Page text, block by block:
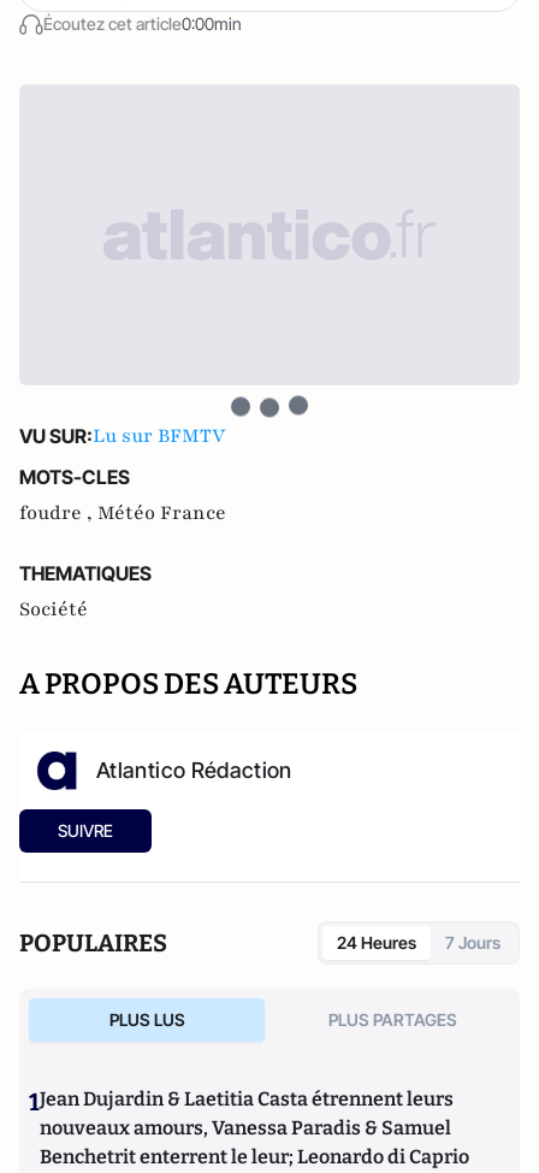
Écoutez cet article0:00min
VU SUR:Lu sur BFMTV
MOTS-CLES
foudre , Météo France
THEMATIQUES
Société
A PROPOS DES AUTEURS
Atlantico Rédaction
SUIVRE
POPULAIRES 24 Heures 7 Jours
PLUS LUS PLUS PARTAGES
1Jean Dujardin & Laetitia Casta étrennent leurs
nouveaux amours, Vanessa Paradis & Samuel
Benchetrit enterrent le leur; Leonardo di Caprio